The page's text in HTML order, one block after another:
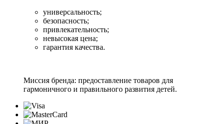
универсальность;
безопасность;
привлекательность;
невысокая цена;
гарантия качества.
Миссия бренда: предоставление товаров для
гармоничного и правильного развития детей.